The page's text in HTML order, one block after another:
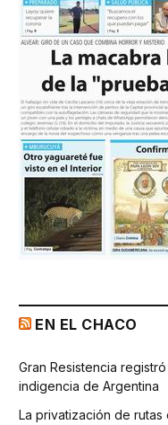
EN EL CHACO
Gran Resistencia
indigencia de Argentina
La privatización de